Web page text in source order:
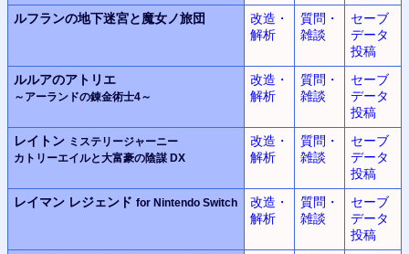
ルフランの地下迷宮と魔女ノ旅団
改造・
解析
質問・
雑談
セーブ
データ
投稿
ルルアのアトリエ
～アーランドの錬金術士4～
改造・
解析
質問・
雑談
セーブ
データ
投稿
レイトン ミステリージャーニー
カトリーエイルと大富豪の陰謀 DX
改造・
解析
質問・
雑談
セーブ
データ
投稿
レイマン レジェンド for Nintendo Switch
改造・
解析
質問・
雑談
セーブ
データ
投稿